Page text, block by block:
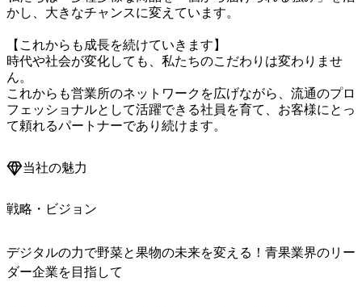
かし、大きなチャンスに変えています。
【これからも成長を続けていきます】
時代や社会が変化しても、私たちのこだわりは変わりませ
ん。
これからも営業所のネットワークを広げながら、流通のプロ
フェッショナルとして活躍できる社員を育て、お客様にとっ
て頼れるパートナーであり続けます。
当社の魅力
戦略・ビジョン
デジタルの力で野菜と果物の未来を変える！青果業界のリー
ダー企業を目指して